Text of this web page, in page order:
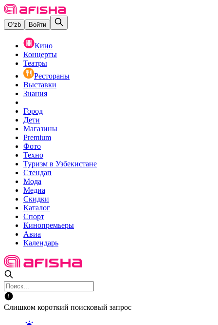
O‘zb Войти
Кино
Концерты
Театры
Рестораны
Выставки
Знания
Город
Дети
Магазины
Premium
Фото
Техно
Туризм в Узбекистане
Стендап
Мода
Медиа
Скидки
Каталог
Спорт
Кинопремьеры
Авиа
Календарь
Слишком короткий поисковый запрос